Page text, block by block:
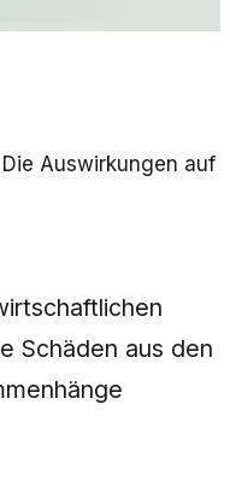
Auswirkungen auf
Schäden aus den